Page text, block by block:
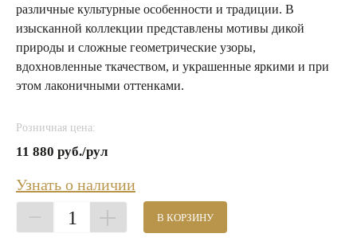
различные культурные особенности и традиции. В
изысканной коллекции представлены мотивы дикой
природы и сложные геометрические узоры,
вдохновленные ткачеством, и украшенные яркими и при
этом лаконичными оттенками.
Розничная цена:
11 880 руб./рул
Узнать о наличии
1 В КОРЗИНУ